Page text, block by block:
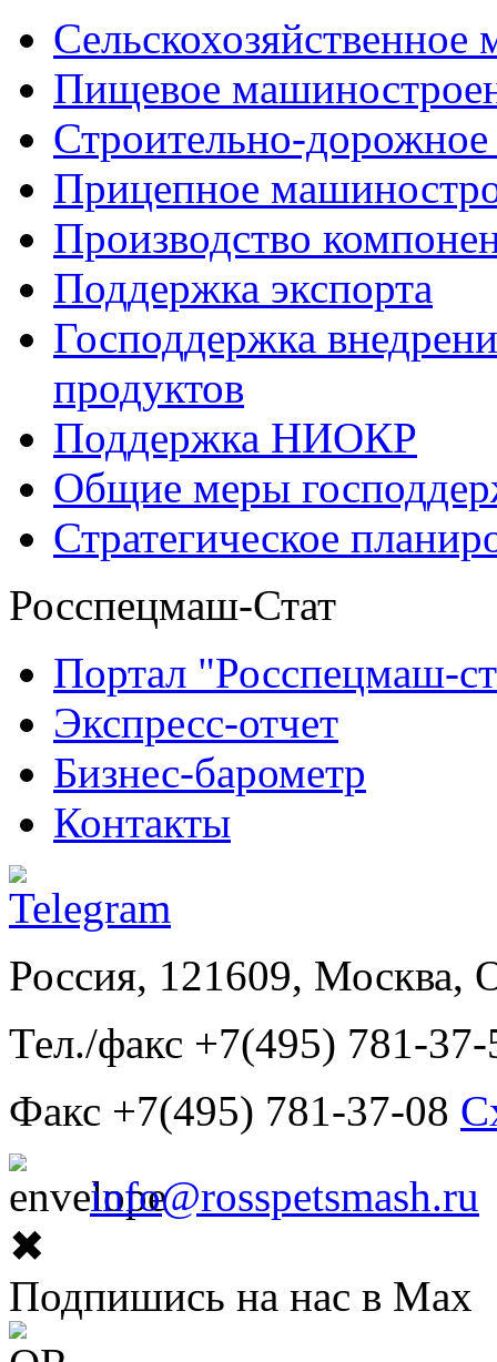
Пищевое
Строительно-
Прицепное
Производство
Поддержка экспорта
Господдержка
продуктов
Поддержка НИОКР
Общие меры
Стратегическое
Росспецмаш-Стат
Портал "Росспецмаш-
Экспресс-отчет
Бизнес-барометр
Контакты
Россия, 121609, Москва,
Тел./факс +7(495) 781-37-
Факс +7(495) 781-37-08
info@rosspetsmash.ru
✖
Подпишись на нас в Max